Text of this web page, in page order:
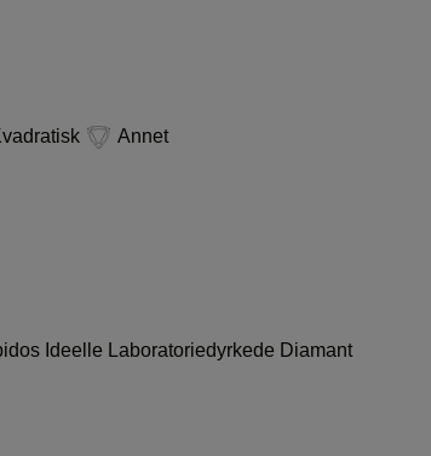
Annet
Ideelle Laboratoriedyrkede Diamant